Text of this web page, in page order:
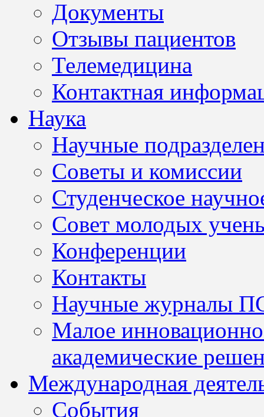
Документы
Отзывы пациентов
Телемедицина
Контактная
Наука
Научные
Советы и комиссии
Студенческое
Совет молодых
Конференции
Контакты
Научные журналы
Малое
академические
Международная
События